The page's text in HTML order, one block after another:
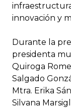
innovación y
Durante la
presidenta
Quiroga
Salgado
Mtra. Erika
Silvana